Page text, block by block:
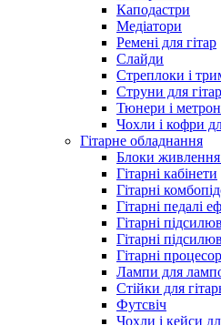
Каподастри
Медіатори
Ремені для гітар
Слайди
Стреплоки і
Струни для гітар
Тюнери і
Чохли і кофри
Гітарне обладнання
Блоки живлення
Гітарні кабінети
Гітарні
Гітарні педалі
Гітарні
Гітарні
Гітарні
Лампи для
Стійки для
Футсвіч
Чохли і кейси